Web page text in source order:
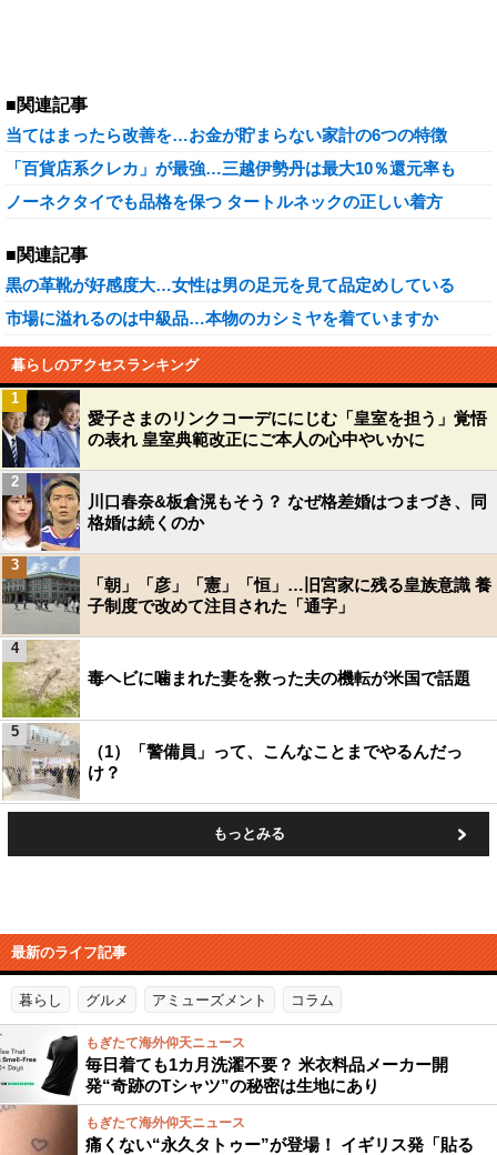
■関連記事
当てはまったら改善を…お金が貯まらない家計の6つの特徴
「百貨店系クレカ」が最強…三越伊勢丹は最大10％還元率も
ノーネクタイでも品格を保つ タートルネックの正しい着方
■関連記事
黒の革靴が好感度大…女性は男の足元を見て品定めしている
市場に溢れるのは中級品…本物のカシミヤを着ていますか
暮らしのアクセスランキング
愛子さまのリンクコーデににじむ「皇室を担う」覚悟
の表れ 皇室典範改正にご本人の心中やいかに
1
川口春奈&板倉滉もそう？ なぜ格差婚はつまづき、同
格婚は続くのか
2
「朝」「彦」「憲」「恒」…旧宮家に残る皇族意識 養
子制度で改めて注目された「通字」
3
毒ヘビに噛まれた妻を救った夫の機転が米国で話題
4
（1）「警備員」って、こんなことまでやるんだっ
け？
5
もっとみる
最新のライフ記事
暮らし グルメ アミューズメント コラム
もぎたて海外仰天ニュース
毎日着ても1カ月洗濯不要？ 米衣料品メーカー開
発“奇跡のTシャツ”の秘密は生地にあり
もぎたて海外仰天ニュース
痛くない“永久タトゥー”が登場！ イギリス発「貼る